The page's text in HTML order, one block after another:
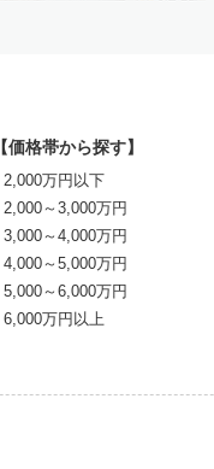
【価格帯から探す】
2,000万円以下
2,000～3,000万円
3,000～4,000万円
4,000～5,000万円
5,000～6,000万円
6,000万円以上